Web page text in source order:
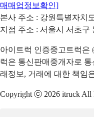
매매업정보확인]
본사 주소 : 강원특별자치
지점 주소 : 서울시 서초구
아이트럭 인증중고트럭은
럭은 통신판매중개자로
래정보, 거래에 대한 책임
Copyright ⓒ 2026 itruck All